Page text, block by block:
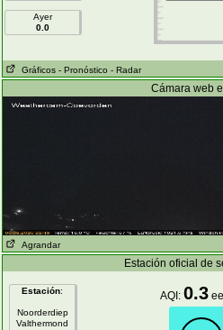
Ayer
0.0
Gráficos - Pronóstico - Radar
Cámara web
Agrandar
Estación oficial de
Estación:
Noorderdiep
Valthermond
AQI:0.3